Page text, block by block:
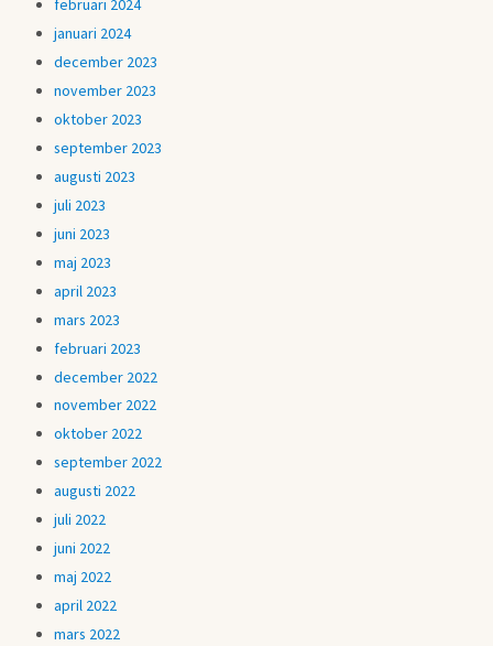
februari 2024
januari 2024
december 2023
november 2023
oktober 2023
september 2023
augusti 2023
juli 2023
juni 2023
maj 2023
april 2023
mars 2023
februari 2023
december 2022
november 2022
oktober 2022
september 2022
augusti 2022
juli 2022
juni 2022
maj 2022
april 2022
mars 2022